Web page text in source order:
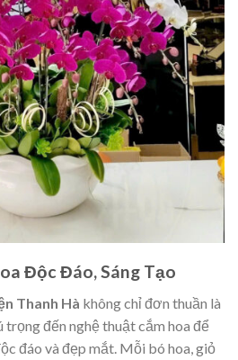
Độc Đáo, Sáng Tạo
Thanh Hà không chỉ đơn thuần là
trọng đến nghệ thuật cắm hoa để
đáo và đẹp mắt. Mỗi bó hoa, giỏ